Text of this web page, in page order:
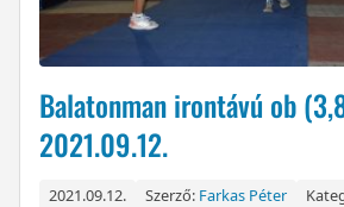
Balatonman irontávú ob
2021.09.12.
2021.09.12. Szerző: Farkas Péter